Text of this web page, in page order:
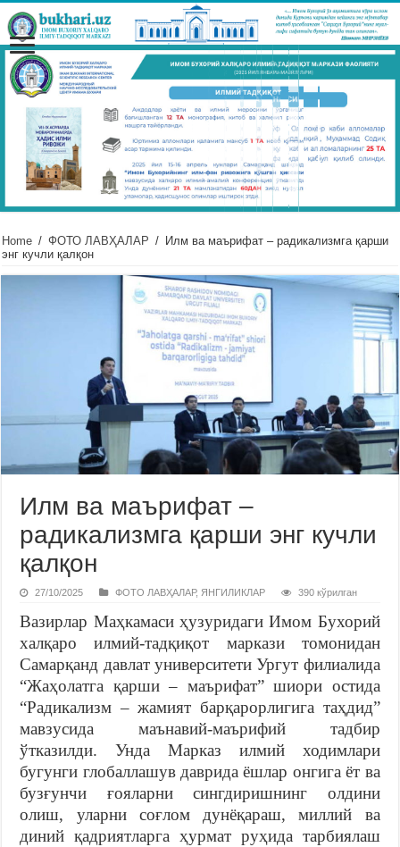
Home / ФОТО ЛАВҲАЛАР / Илм ва маърифат – радикализмга қарши
энг кучли қалқон
Илм ва маърифат –
радикализмга қарши энг кучли
қалқон
27/10/2025 ФОТО ЛАВҲАЛАР, ЯНГИЛИКЛАР 390 кўрилган
Вазирлар Маҳкамаси ҳузуридаги Имом Бухорий
халқаро илмий-тадқиқот маркази томонидан
Самарқанд давлат университети Ургут филиалида
“Жаҳолатга қарши – маърифат” шиори остида
“Радикализм – жамият барқарорлигига таҳдид”
мавзусида маънавий-маърифий тадбир
ўтказилди. Унда Марказ илмий ходимлари
бугунги глобаллашув даврида ёшлар онгига ёт ва
бузғунчи ғояларни сингдиришнинг олдини
олиш, уларни соғлом дунёқараш, миллий ва
диний қадриятларга ҳурмат руҳида тарбиялаш